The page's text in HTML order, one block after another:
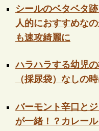
シールのベタベタ
人的におすすめな
も速攻綺麗に
ハラハラする幼児
（採尿袋）なしの
バーモント辛口と
が一緒！？カレー